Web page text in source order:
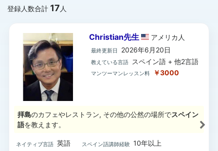
登録人数合計 17 人
Christian先生 アメリカ 人
最終更新日 2026年6月20日
教えている言語 スペイン語 + 他2言語
マンツーマンレッスン料 ￥3000
拝島のカフェやレストラン, その他の公然の場所でスペイン
語を教えます。
ネイティブ言語 英語 スペイン語講師経験 10年以上